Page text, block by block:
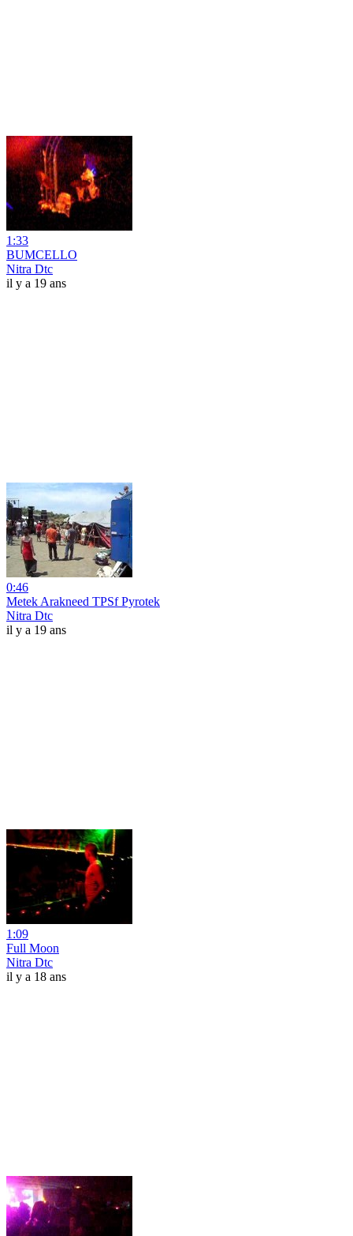
1:33
BUMCELLO
Nitra Dtc
il y a 19 ans
0:46
Metek Arakneed TPSf Pyrotek
Nitra Dtc
il y a 19 ans
1:09
Full Moon
Nitra Dtc
il y a 18 ans